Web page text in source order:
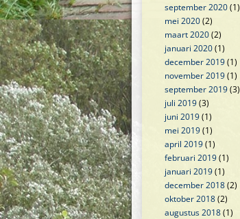
september 2020(1)
mei 2020(2)
maart 2020(2)
januari 2020(1)
december 2019(1)
november 2019(1)
september 2019(3)
juli 2019(3)
juni 2019(1)
mei 2019(1)
april 2019(1)
februari 2019(1)
januari 2019(1)
december 2018(2)
oktober 2018(2)
augustus 2018(1)